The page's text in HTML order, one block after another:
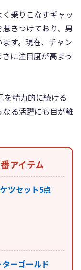
乗りこなすギャッ
きつけており、男
す。現在、チャン
に注目度が高まっ
精力的に続ける
る活躍にも目が離
アイテム
ツセット5点
ーゴールド